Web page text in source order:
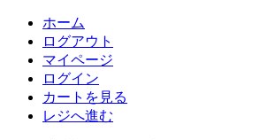
ホーム
ログアウト
マイページ
ログイン
カートを見る
レジへ進む